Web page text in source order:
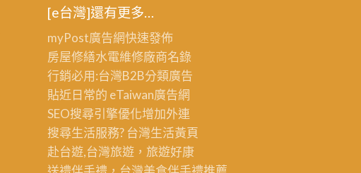
[e台灣]還有更多…
myPost廣告網快速發佈
房屋修繕水電維修廠商名錄
行銷必用:台灣B2B分類廣告
貼近日常的 eTaiwan廣告網
SEO搜尋引擎優化增加外連
搜尋生活服務? 台灣生活黃頁
赴台遊,台灣旅遊 ，旅遊好康